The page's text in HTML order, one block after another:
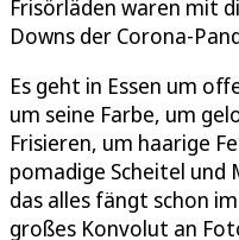
Frisörläden waren mit
Downs der Corona-
Es geht in Essen um
um seine Farbe, um
Frisieren, um haarige
pomadige Scheitel und
das alles fängt schon
großes Konvolut an